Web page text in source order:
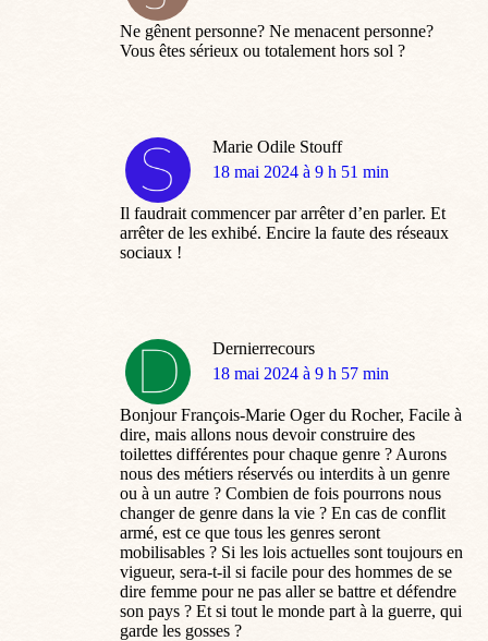
Ne gênent personne? Ne menacent personne?
Vous êtes sérieux ou totalement hors sol ?
Marie Odile Stouff
dit
18 mai 2024 à 9 h 51 min
Il faudrait commencer par arrêter d’en parler. Et
arrêter de les exhibé. Encire la faute des réseaux
sociaux !
Dernierrecours
dit
18 mai 2024 à 9 h 57 min
Bonjour François-Marie Oger du Rocher, Facile à
dire, mais allons nous devoir construire des
toilettes différentes pour chaque genre ? Aurons
nous des métiers réservés ou interdits à un genre
ou à un autre ? Combien de fois pourrons nous
changer de genre dans la vie ? En cas de conflit
armé, est ce que tous les genres seront
mobilisables ? Si les lois actuelles sont toujours en
vigueur, sera-t-il si facile pour des hommes de se
dire femme pour ne pas aller se battre et défendre
son pays ? Et si tout le monde part à la guerre, qui
garde les gosses ?